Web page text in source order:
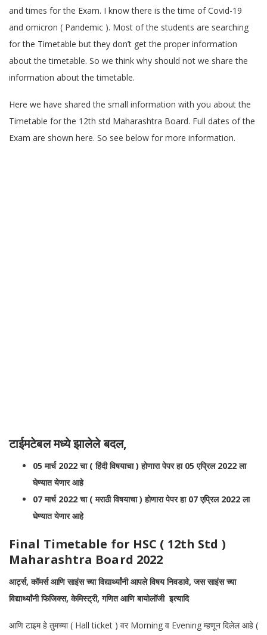
and times for the Exam. I know there is the time of Covid-19
and omicron ( Pandemic ). Most of the students are searching
for the Timetable but they don’t get the proper information
about the timetable. So we think why should not we share the
information about the timetable.
Here we have shared the small information with you about the
Timetable for the 12th std Maharashtra Board. Full dates of the
Exam are shown here. So see below for more information.
टाईमटेबल मध्ये झालेले बदल,
05 मार्च 2022 चा ( हिंदी विषयाचा ) होणारा पेपर हा 05 एप्रिल 2022 ला
घेण्यात येणार आहे
07 मार्च 2022 चा ( मराठी विषयाचा ) होणारा पेपर हा 07 एप्रिल 2022 ला
घेण्यात येणार आहे
Final Timetable for HSC ( 12th Std )
Maharashtra Board 2022
आर्ट्स, कॉमर्स आणि साइंस च्या विद्यार्थ्यांनी आपले विषय निवडावे, जस साइंस च्या
विद्यार्थ्यांनी फिजिक्स, केमिस्ट्री, गणित आणि बायोलॉजी इत्यादि
आणि टाइम हे तुमच्या ( Hall ticket ) वर Morning व Evening म्हणून दिलेल आहे (